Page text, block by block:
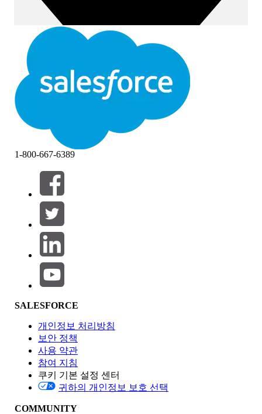
필터 (0)
필터 선택
제품 영역
기능 영향
Edition
1-800-667-6389
SALESFORCE
개인정보 처리방침
보안 정책
사용 약관
참여 지침
쿠키 기본 설정 센터
귀하의 개인정보 보호 선택
COMMUNITY